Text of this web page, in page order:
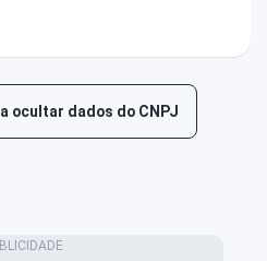
ocultar dados do CNPJ